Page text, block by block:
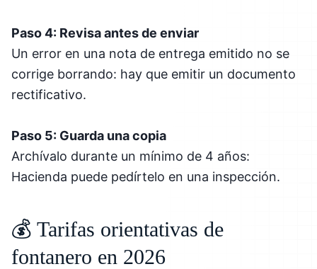
Paso 4: Revisa antes de enviar
Un error en una nota de entrega emitido no se
corrige borrando: hay que emitir un documento
rectificativo.
Paso 5: Guarda una copia
Archívalo durante un mínimo de 4 años:
Hacienda puede pedírtelo en una inspección.
💰 Tarifas orientativas de
fontanero en 2026